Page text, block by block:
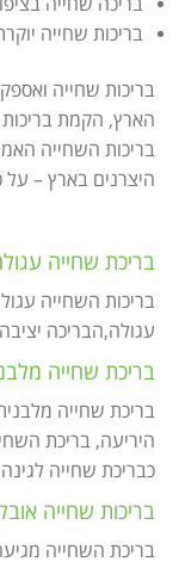
בריכה שחייה
בריכות שחייה
בריכות שחייה
הארץ, הקמת
בריכות השחייה
היצרנים בארץ – על
בריכת שחייה
בריכות השחייה
עגולה,הבריכה
בריכת שחייה
בריכת שחייה
היריעה, בריכת
כבריכת שחייה לגינה
בריכות שחייה
בריכת השחייה